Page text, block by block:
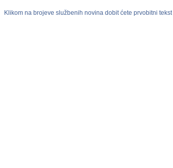
Klikom na brojeve službenih novina dobit ćete prvobitni